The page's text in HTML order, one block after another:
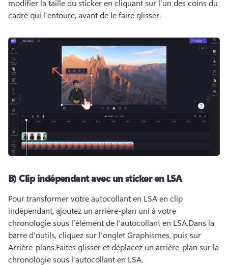
modifier la taille du sticker en cliquant sur l’un des coins du
cadre qui l’entoure, avant de le faire glisser.
B) Clip indépendant avec un sticker en LSA
Pour transformer votre autocollant en LSA en clip
indépendant, ajoutez un arrière-plan uni à votre
chronologie sous l’élément de l’autocollant en LSA.Dans la
barre d'outils, cliquez sur l’onglet Graphismes, puis sur
Arrière-plans.Faites glisser et déplacez un arrière-plan sur la
chronologie sous l’autocollant en LSA.